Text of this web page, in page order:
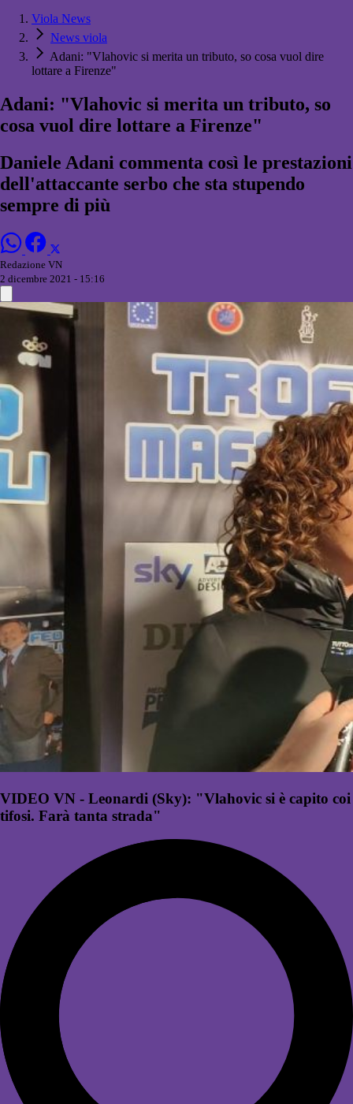
Viola News
News viola
Adani: "Vlahovic si merita un tributo, so cosa vuol dire
lottare a Firenze"
Adani: "Vlahovic si merita un tributo, so
cosa vuol dire lottare a Firenze"
Daniele Adani commenta così le prestazioni
dell'attaccante serbo che sta stupendo
sempre di più
Redazione VN
2 dicembre 2021 - 15:16
VIDEO VN - Leonardi (Sky): "Vlahovic si è capito coi
tifosi. Farà tanta strada"